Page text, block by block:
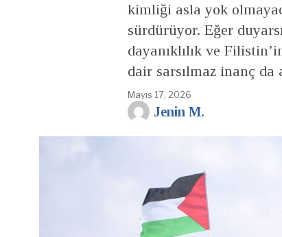
kimliği asla yok
sürdürüyor. Eğer
dayanıklılık ve
dair sarsılmaz inanç da
Mayıs 17, 2026
Jenin M.